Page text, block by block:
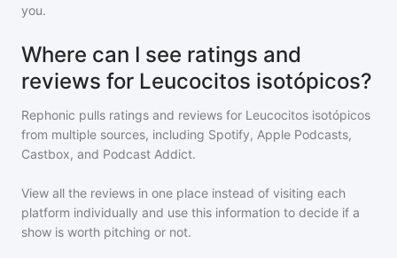
you.
Where can I see ratings and
reviews for Leucocitos isotópicos?
Rephonic pulls ratings and reviews for Leucocitos isotópicos
from multiple sources, including Spotify, Apple Podcasts,
Castbox, and Podcast Addict.
View all the reviews in one place instead of visiting each
platform individually and use this information to decide if a
show is worth pitching or not.